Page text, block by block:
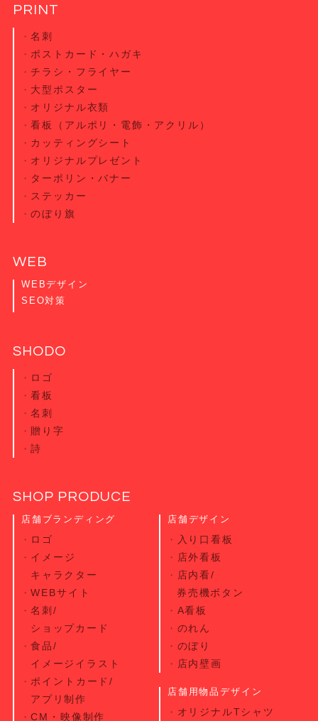
PRINT
名刺
ポストカード・ハガキ
チラシ・ フライヤー
大型ポスター
オリジナル衣類
看板（アルポリ・電飾・アクリル）
カッティングシート
オリジナルプレゼント
ターポリン・バナー
ステッカー
のぼり旗
WEB
WEBデザイン
SEO対策
SHODO
ロゴ
看板
名刺
贈り字
詩
SHOP PRODUCE
店舗ブランディング
ロゴ
イメージ
キャラクター
WEBサイト
名刺/
ショップカード
食品/
イメージイラスト
ポイントカード/
アプリ制作
CM・映像制作
店舗デザイン
入り口看板
店外看板
店内看/
券売機ボタン
A看板
のれん
のぼり
店内壁画
店舗用物品デザイン
オリジナルTシャツ